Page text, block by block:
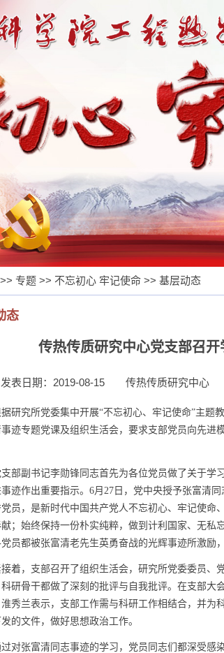
专题>> 不忘初心 牢记使命>> 基层动态
态
传热传质研究中心党支部召
发表日期：2019-08-15 传热传质研究中心
研究所党委集中开展“不忘初心、牢记使命”主题
迹专题党课及组织生活会，要求支部党员向先进
部副书记李勋锋同志首先为各位党员做了关于学
迹作出重要指示。6月 27 日，党中央授予张富清
员，是新时代中国共产党人不忘初心、牢记使命
；始终保持一份朴实纯粹，做到计利国家、无私
员都被张富清老先生英勇奋战的光辉事迹所激励
接着，支部召开了组织生活会，研究所党委委员、
研骨干都做了深刻的批评与自我批评。在支部大
淮秀兰表示，支部工作需与科研工作相结合，并为
的文件，做好思想政治工作。
过对张富清同志事迹的学习，党员同志们都深受感